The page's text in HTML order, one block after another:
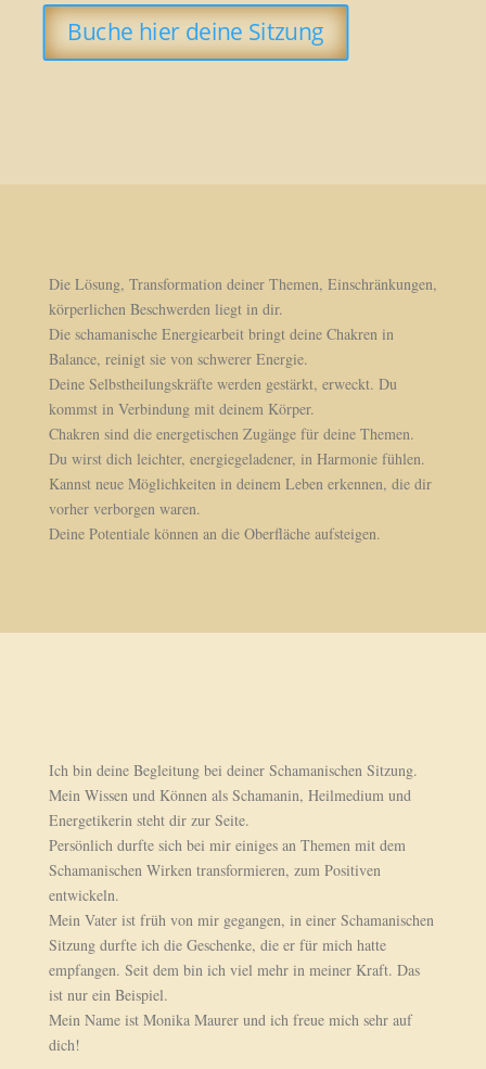
Buche hier deine Sitzung
Die Lösung, Transformation deiner Themen, Einschränkungen,
körperlichen Beschwerden liegt in dir.
Die schamanische Energiearbeit bringt deine Chakren in
Balance, reinigt sie von schwerer Energie.
Deine Selbstheilungskräfte werden gestärkt, erweckt. Du
kommst in Verbindung mit deinem Körper.
Chakren sind die energetischen Zugänge für deine Themen.
Du wirst dich leichter, energiegeladener, in Harmonie fühlen.
Kannst neue Möglichkeiten in deinem Leben erkennen, die dir
vorher verborgen waren.
Deine Potentiale können an die Oberfläche aufsteigen.
Ich bin deine Begleitung bei deiner Schamanischen Sitzung.
Mein Wissen und Können als Schamanin, Heilmedium und
Energetikerin steht dir zur Seite.
Persönlich durfte sich bei mir einiges an Themen mit dem
Schamanischen Wirken transformieren, zum Positiven
entwickeln.
Mein Vater ist früh von mir gegangen, in einer Schamanischen
Sitzung durfte ich die Geschenke, die er für mich hatte
empfangen. Seit dem bin ich viel mehr in meiner Kraft. Das
ist nur ein Beispiel.
Mein Name ist Monika Maurer und ich freue mich sehr auf
dich!